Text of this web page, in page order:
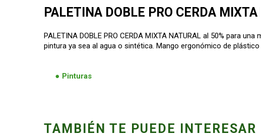
PALETINA DOBLE PRO CERDA
PALETINA DOBLE PRO CERDA MIXTA NATURAL al 50% para
pintura ya sea al agua o sintética. Mango ergonómico de plástico
Pinturas
TAMBIÉN TE PUEDE INTERESAR